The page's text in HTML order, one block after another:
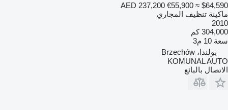
AED 237,200 €55,900 ≈ $64,590
ماكينة تنظيف المجاري
2010
304,000 كم
سعة 10 م3
بولندا، Brzechów
KOMUNAL AUTO
الاتصال بالبائع